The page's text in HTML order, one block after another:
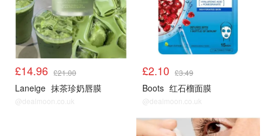
£14.96 £21.00
Laneige 抹茶珍奶唇膜
@dealmoon.co.uk
£2.10 £3.49
Boots 红石榴面膜
@dealmoon.co.uk